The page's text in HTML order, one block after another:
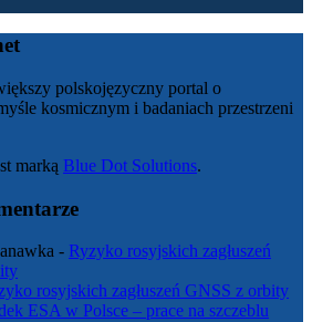
polskojęzyczny portal o
kosmicznym i badaniach przestrzeni
marką Blue Dot Solutions.
- Ryzyko rosyjskich zagłuszeń
rosyjskich zagłuszeń GNSS z orbity
ESA w Polsce – prace na szczeblu